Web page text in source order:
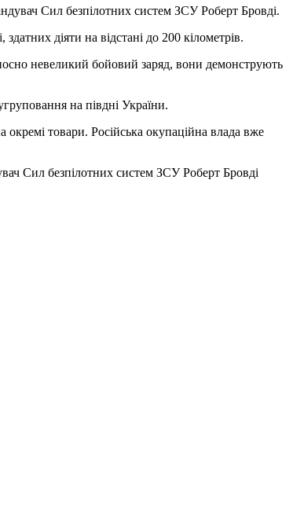
Сил безпілотних систем ЗСУ Роберт Бровді.
діяти на відстані до 200 кілометрів.
невеликий бойовий заряд, вони демонструють
на півдні України.
товари. Російська окупаційна влада вже
Сил безпілотних систем ЗСУ Роберт Бровді